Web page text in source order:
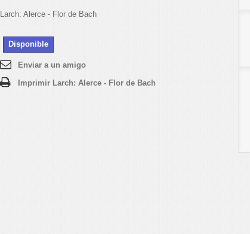
Larch: Alerce - Flor de Bach
Disponible
Enviar a un amigo
Imprimir Larch: Alerce - Flor de Bach